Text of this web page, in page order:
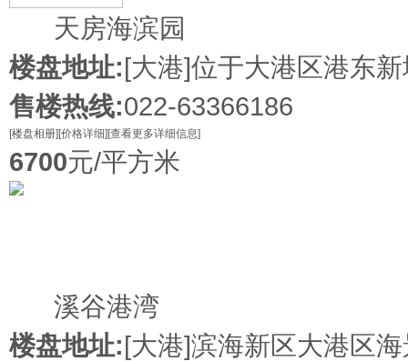
天房海滨园
楼盘地址:[大港]位于大港区港东
售楼热线:022-63366186
[楼盘相册] [价格详细] [查看更多详细信息]
6700元/平方米
溪谷港湾
楼盘地址:[大港]滨海新区大港区